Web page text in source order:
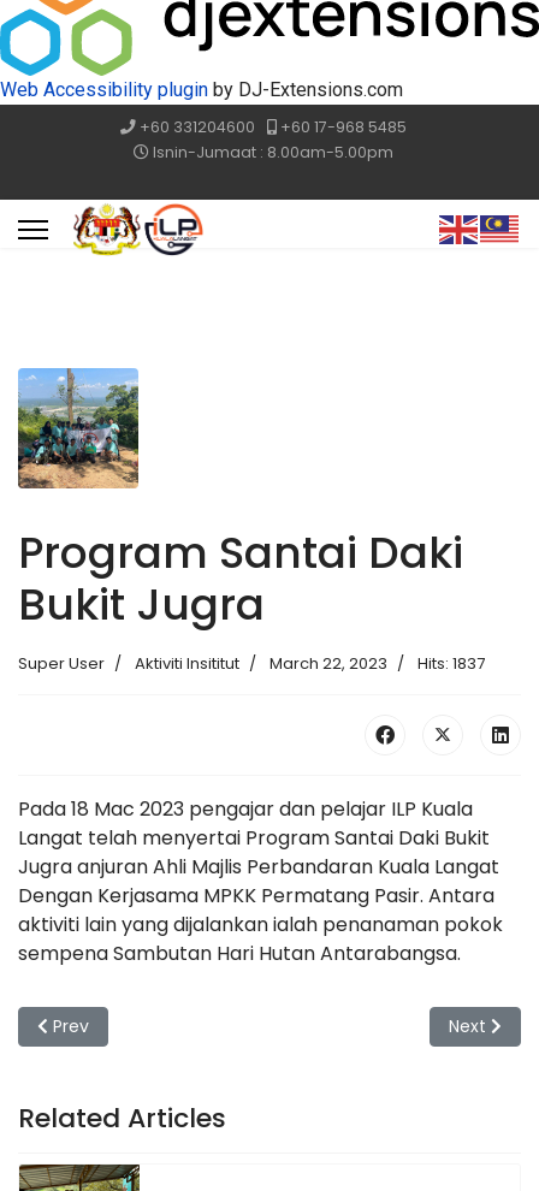
Web Accessibility plugin by DJ-Extensions.com
+60 331204600
+60 17-968 5485
Isnin-Jumaat : 8.00am-5.00pm
Program Santai Daki
Bukit Jugra
Super User Aktiviti Insititut March 22, 2023 Hits: 1837
Pada 18 Mac 2023 pengajar dan pelajar ILP Kuala
Langat telah menyertai Program Santai Daki Bukit
Jugra anjuran Ahli Majlis Perbandaran Kuala Langat
Dengan Kerjasama MPKK Permatang Pasir. Antara
aktiviti lain yang dijalankan ialah penanaman pokok
sempena Sambutan Hari Hutan Antarabangsa.
Previous article: Gotong royong Surau Ar-Rahman ILPKLS
Prev Next
Next
Related Articles